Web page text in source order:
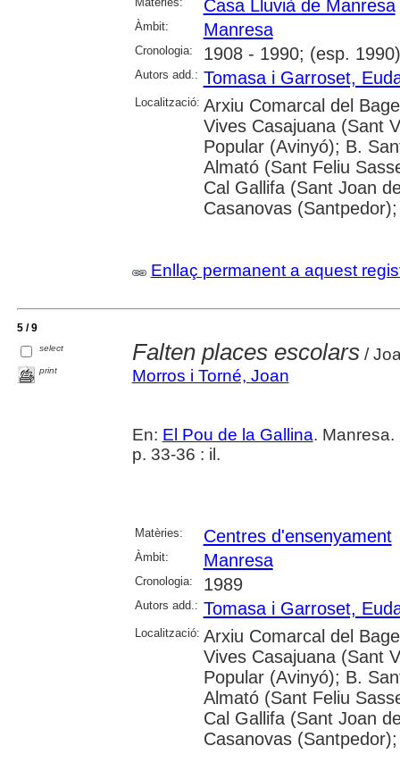
Casa Lluvià de Manresa
Àmbit: Manresa
Cronologia: 1908 - 1990; (esp. 1990)
Autors add.: Tomasa i Garroset,
Localització: Arxiu Comarcal del
Vives Casajuana (Sant
Popular (Avinyó); B.
Almató (Sant Feliu
Cal Gallifa (Sant Joan
Casanovas
Enllaç permanent a aquest
5 / 9
select
print
Falten places escolars/
Morros i Torné, Joan
En: El Pou de la Gallina. Manresa.
p. 33-36 : il.
Matèries: Centres d'ensenyament
Àmbit: Manresa
Cronologia: 1989
Autors add.: Tomasa i Garroset,
Localització: Arxiu Comarcal del
Vives Casajuana (Sant
Popular (Avinyó); B.
Almató (Sant Feliu
Cal Gallifa (Sant Joan
Casanovas